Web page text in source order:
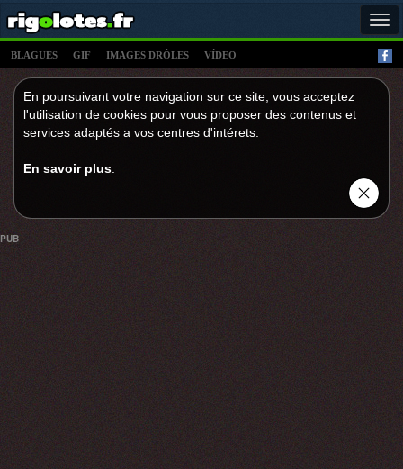
BLAGUES GIF IMAGES DRÔLES VÍDEO
En poursuivant votre navigation sur ce site, vous acceptez
l'utilisation de cookies pour vous proposer des contenus et
services adaptés a vos centres d'intérets.
En savoir plus
PUB